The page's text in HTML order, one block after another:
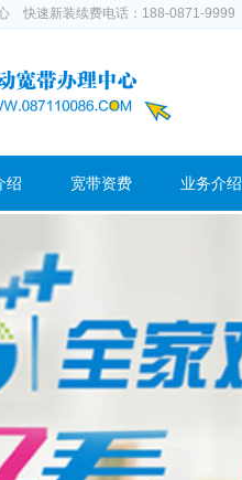
快速新装续费电话：188-0871-9999
绍 宽带资费 业务介绍